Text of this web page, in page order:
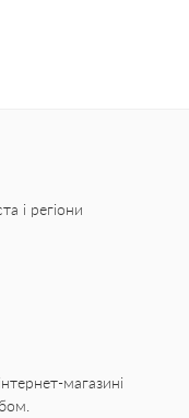
і регіони
магазині